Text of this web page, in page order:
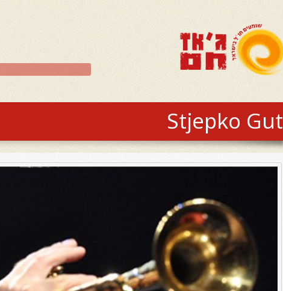
Stjepko Gut